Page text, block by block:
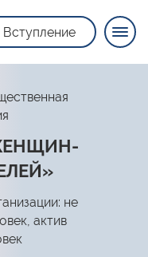
Вступление
не
актив